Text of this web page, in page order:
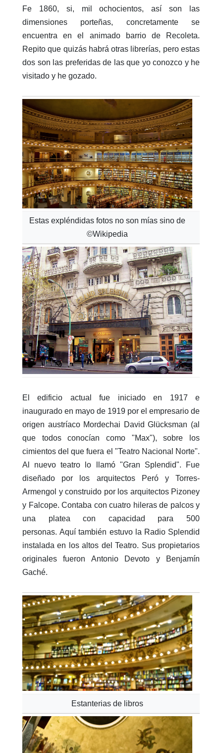
Fe 1860, si, mil ochocientos, así son las
dimensiones porteñas, concretamente se
encuentra en el animado barrio de Recoleta.
Repito que quizás habrá otras librerías, pero estas
dos son las preferidas de las que yo conozco y he
visitado y he gozado.
Estas expléndidas fotos no son mías sino de
©Wikipedia
El edificio actual fue iniciado en 1917 e
inaugurado en mayo de 1919 por el empresario de
origen austríaco Mordechai David Glücksman (al
que todos conocían como "Max"), sobre los
cimientos del que fuera el "Teatro Nacional Norte".
Al nuevo teatro lo llamó "Gran Splendid". Fue
diseñado por los arquitectos Peró y Torres-
Armengol y construido por los arquitectos Pizoney
y Falcope. Contaba con cuatro hileras de palcos y
una platea con capacidad para 500
personas. Aquí también estuvo la Radio Splendid
instalada en los altos del Teatro. Sus propietarios
originales fueron Antonio Devoto y Benjamín
Gaché.
Estanterias de libros